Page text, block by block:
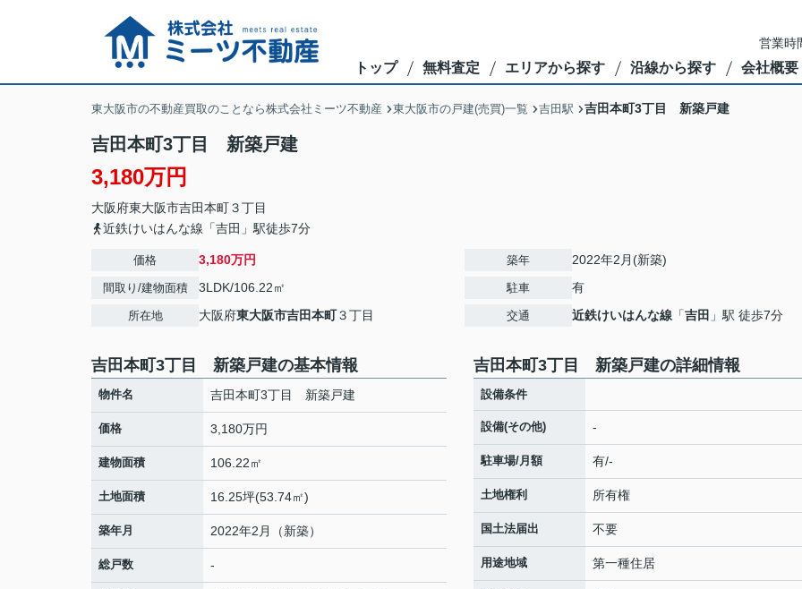
営業
トップ 無料査定 エリアから探す 沿線から探す 会社概要
東大阪市の不動産買取のことなら株式会社ミーツ不動産 東大阪市の戸建(売買)一覧 吉田駅 吉田本町3丁目 新築戸建
吉田本町3丁目 新築戸建
3,180万円
大阪府東大阪市吉田本町３丁目
近鉄けいはんな線「吉田」駅徒歩7分
価格 3,180万円
間取り/建物面積 3LDK/106.22㎡
所在地 大阪府東大阪市吉田本町３丁目
築年 2022年2月(新築)
駐車 有
交通 近鉄けいはんな線 「吉田 」駅 徒歩7分
吉田本町3丁目 新築戸建の基本情報
物件名 吉田本町3丁目 新築戸建
価格 3,180万円
建物面積 106.22㎡
土地面積 16.25坪(53.74㎡)
築年月 2022年2月（新築）
総戸数 -
吉田本町3丁目 新築戸建の詳細情報
設備条件
設備(その他) -
駐車場/月額 有/-
土地権利 所有権
国土法届出 不要
用途地域 第一種住居